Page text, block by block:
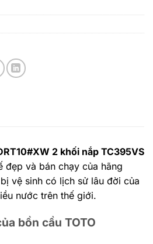
2 khối nắp TC395VS
đẹp và bán chạy của hãng
vệ sinh có lịch sử lâu đời của
nước trên thế giới.
bồn cầu TOTO